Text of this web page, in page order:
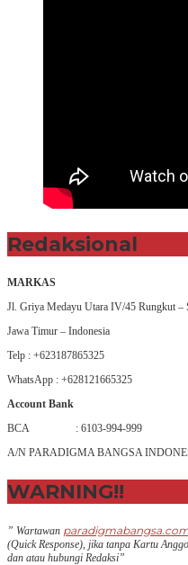
Redaksional
MARKAS
Jl. Griya Medayu Utara IV/45 Rungkut –
Jawa Timur – Indonesia
Telp : +623187865325
WhatsApp : +628121665325
Account Bank
BCA : 6103-994-999
A/N PARADIGMA BANGSA
WARNING!!
” Wartawan
(Quick Response), jika tanpa Kartu
dan atau hubungi Redaksi”